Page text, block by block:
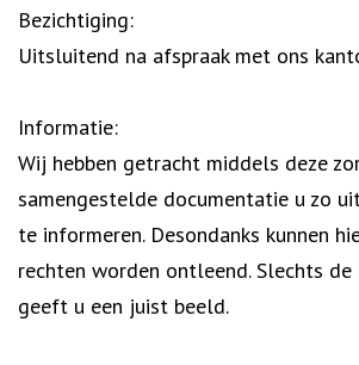
Bezichtiging:
Uitsluitend na afspraak met ons
Informatie:
Wij hebben getracht middels deze
samengestelde documentatie u zo
te informeren. Desondanks kunnen
rechten worden ontleend. Slechts
geeft u een juist beeld.